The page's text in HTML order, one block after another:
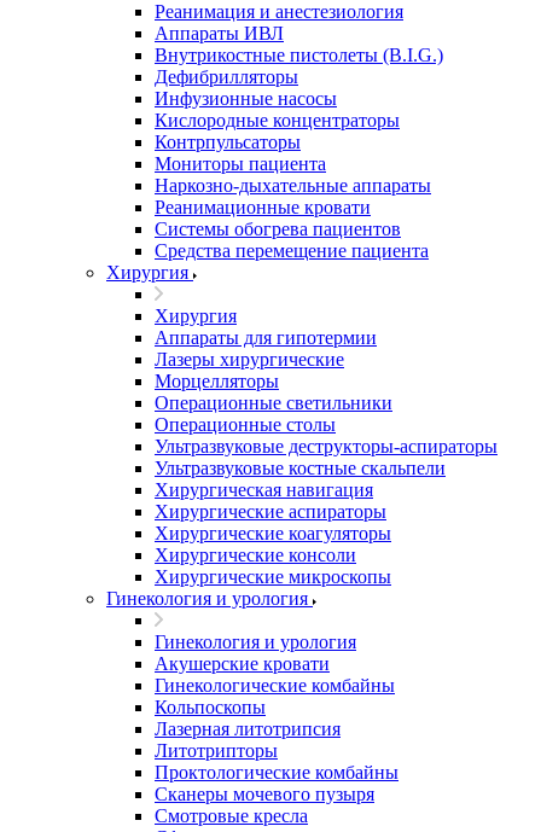
Реанимация и анестезиология
Аппараты ИВЛ
Внутрикостные пистолеты (B.I.G.)
Дефибрилляторы
Инфузионные насосы
Кислородные концентраторы
Контрпульсаторы
Мониторы пациента
Наркозно-дыхательные аппараты
Реанимационные кровати
Системы обогрева пациентов
Средства перемещение пациента
Хирургия
Хирургия
Аппараты для гипотермии
Лазеры хирургические
Морцелляторы
Операционные светильники
Операционные столы
Ультразвуковые деструкторы-аспираторы
Ультразвуковые костные скальпели
Хирургическая навигация
Хирургические аспираторы
Хирургические коагуляторы
Хирургические консоли
Хирургические микроскопы
Гинекология и урология
Гинекология и урология
Акушерские кровати
Гинекологические комбайны
Кольпоскопы
Лазерная литотрипсия
Литотрипторы
Проктологические комбайны
Сканеры мочевого пузыря
Смотровые кресла